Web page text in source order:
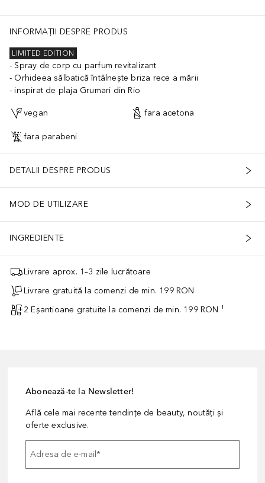
INFORMAȚII DESPRE PRODUS
LIMITED EDITION
Spray de corp cu parfum revitalizant
Orhideea sălbatică întâlnește briza rece a mării
inspirat de plaja Grumari din Rio
vegan fara acetona
fara parabeni
DETALII DESPRE PRODUS
MOD DE UTILIZARE
INGREDIENTE
Livrare aprox. 1–3 zile lucrătoare
Livrare gratuită la comenzi de min. 199 RON
2 Eșantioane gratuite la comenzi de min. 199 RON ¹
Abonează-te la Newsletter!
Află cele mai recente tendințe de beauty, noutăți și
oferte exclusive.
Adresa de e-mail*